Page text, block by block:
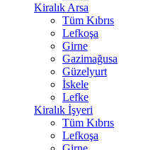
Kiralık Arsa
Tüm Kıbrıs
Lefkoşa
Girne
Gazimağusa
Güzelyurt
İskele
Lefke
Kiralık İşyeri
Tüm Kıbrıs
Lefkoşa